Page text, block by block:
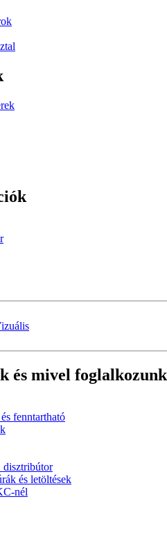
és mivel foglalkozunk
fenntartható
és letöltések
nél